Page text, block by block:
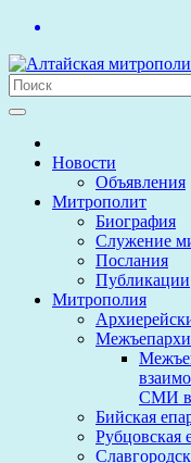
Перейти
содержимому
Новости
Объявления
Митрополит
Биография
Служение
Послания
Публикации
Митрополия
СМИ в
Бийская
Рубцовская